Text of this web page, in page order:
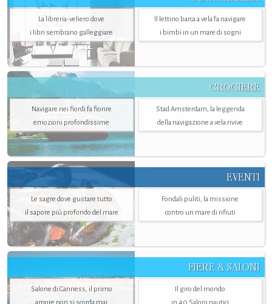
La libreria-veliero dove
i libri sembrano galleggiare
Il lettino barca a vela fa navigare
i bimbi in un mare di sogni
CROCIERE
Navigare nei fiordi fa fiorire
emozioni profondissime
Stad Amsterdam, la leggenda
della navigazione a vela rivive
EVENTI
Le sagre dove gustare tutto
il sapore più profondo del mare
Fondali puliti, la missione
contro un mare di rifiuti
FIERE & SALONI
Salone di Canness, il primo
amore non si scorda mai
Il giro del mondo
in 40 Saloni nautici